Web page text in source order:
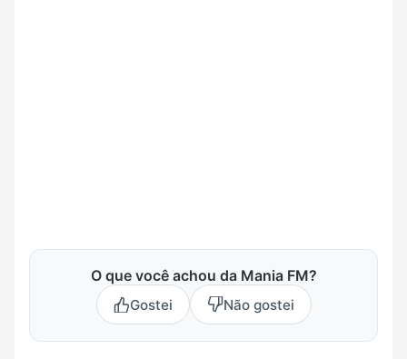
O que você achou da Mania FM?
Gostei Não gostei